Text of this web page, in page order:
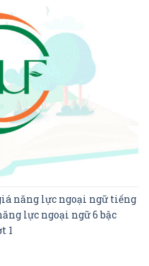
năng lực ngoại ngữ tiếng
lực ngoại ngữ 6 bậc
1